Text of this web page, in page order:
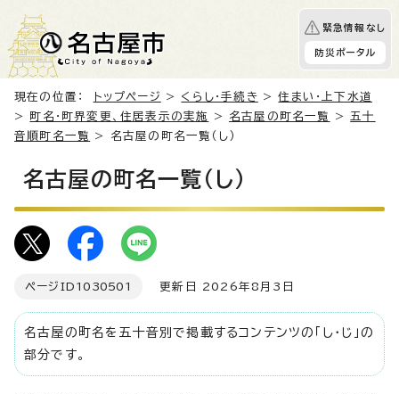
緊急情報なし
防災ポータル
現在の位置： トップページ > くらし・手続き >住まい・上下水道
>
町名・町界変更、住居表示の実施 > 名古屋の町名一覧 > 五十
音順町名一覧
> 名古屋の町名一覧（し）
名古屋の町名一覧（し）
ページID 1030501 更新日 2026年8月3日
名古屋の町名を五十音別で掲載するコンテンツの「し・じ」の
部分です。